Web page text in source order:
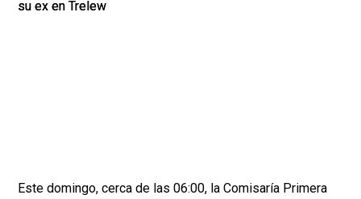
Este domingo, cerca de las 06:00, la Comisaría Primera